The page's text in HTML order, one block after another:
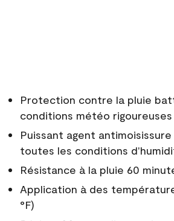
Protection contre la pluie
conditions météo rigoureuses
Puissant agent
toutes les conditions
Résistance à la pluie 60
Application à des
°F)